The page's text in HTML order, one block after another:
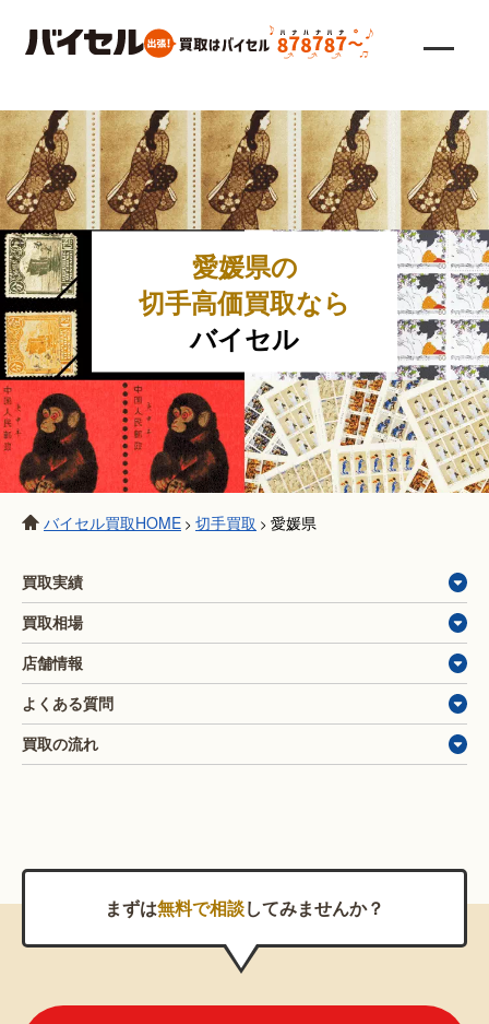
愛媛県の
切手高価買取なら
バイセル
バイセル買取HOME > 切手買取 > 愛媛県
買取実績
買取相場
店舗情報
よくある質問
買取の流れ
まずは無料で相談してみませんか？